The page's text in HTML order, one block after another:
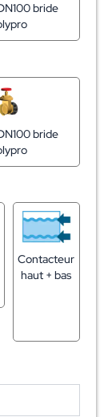
bride
bride
Contacteur
haut + bas